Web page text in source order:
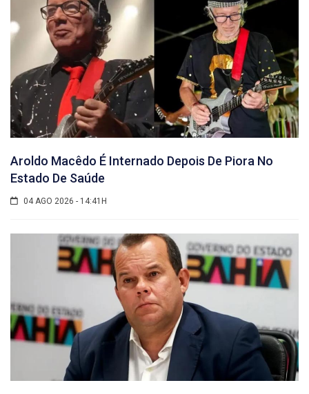
Aroldo Macêdo É Internado Depois De Piora No
Estado De Saúde
04 AGO 2026 - 14:41H